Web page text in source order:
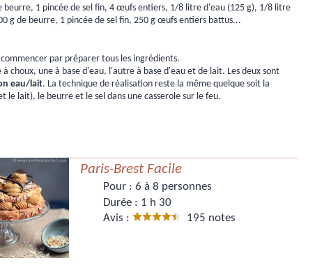
beurre, 1 pincée de sel fin, 4 œufs entiers, 1/8 litre d'eau (125 g), 1/8 litre
g de beurre, 1 pincée de sel fin, 250 g œufs entiers battus...
par préparer tous les ingrédients.
choux, une à base d'eau, l'autre à base d'eau et de lait. Les deux sont
eau/lait. La technique de réalisation reste la même quelque soit la
lait), le beurre et le sel dans une casserole sur le feu.
Paris-Brest Facile
Pour :6 à 8 personnes
Durée : 1 h 30
Avis :
195 notes